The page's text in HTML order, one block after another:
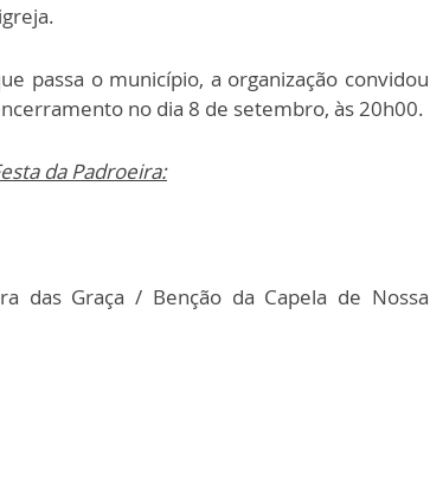
passa o município, a organização convidou
no dia 8 de setembro, às 20h00.
da Padroeira:
das Graça / Benção da Capela de Nossa